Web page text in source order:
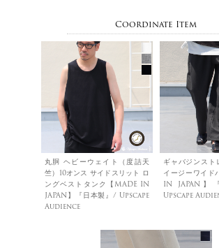
Coordinate Item
丸胴 ヘビーウェイト（度詰天
竺）10オンス サイドスリット ロ
ングベストタンク【MADE IN
JAPAN】『日本製』/ Upscape
Audience
ギャバジンスト
イージーワイド
IN JAPAN
Upscape